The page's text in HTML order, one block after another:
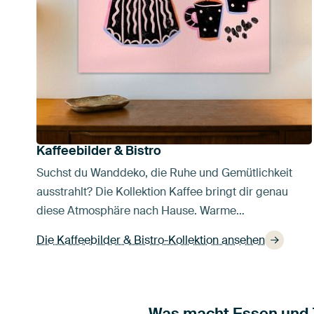
Kaffeebilder & Bistro
Suchst du Wanddeko, die Ruhe und Gemütlichkeit
ausstrahlt? Die Kollektion Kaffee bringt dir genau
diese Atmosphäre nach Hause. Warme…
Die Kaffeebilder & Bistro-Kollektion ansehen